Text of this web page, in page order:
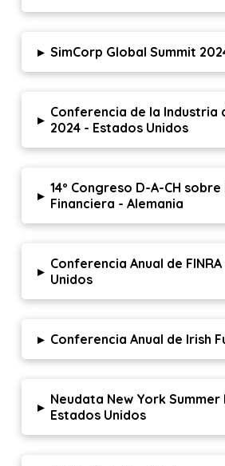
▸ SimCorp Global Summit
▸ Conferencia de la Industria
2024 - Estados Unidos
▸ 14º Congreso D-A-CH
Financiera - Alemania
▸ Conferencia Anual de
Unidos
▸ Conferencia Anual de Irish
▸ Neudata New York
Estados Unidos